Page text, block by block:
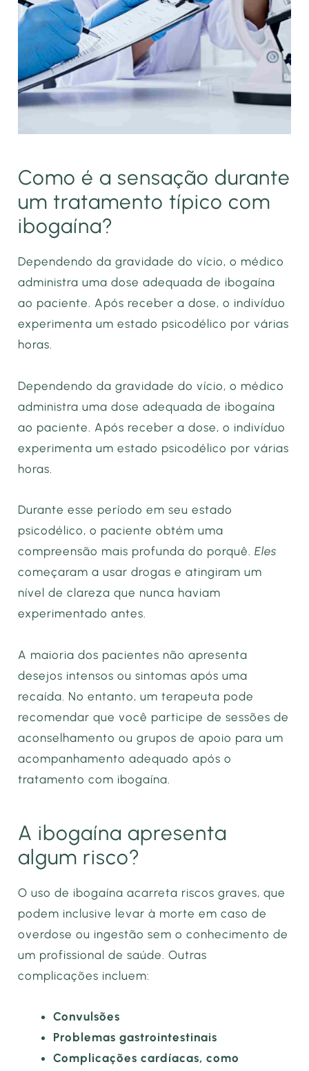
Como é a sensação durante
um tratamento típico com
ibogaína?
Dependendo da gravidade do vício, o médico
administra uma dose adequada de ibogaína
ao paciente. Após receber a dose, o indivíduo
experimenta um estado psicodélico por várias
horas.
Dependendo da gravidade do vício, o médico
administra uma dose adequada de ibogaína
ao paciente. Após receber a dose, o indivíduo
experimenta um estado psicodélico por várias
horas.
Durante esse período em seu estado
psicodélico, o paciente obtém uma
compreensão mais profunda do porquê.Eles
começaram a usar drogas e atingiram um
nível de clareza que nunca haviam
experimentado antes.
A maioria dos pacientes não apresenta
desejos intensos ou sintomas após uma
recaída. No entanto, um terapeuta pode
recomendar que você participe de sessões de
aconselhamento ou grupos de apoio para um
acompanhamento adequado após o
tratamento com ibogaína.
A ibogaína apresenta
algum risco?
O uso de ibogaína acarreta riscos graves, que
podem inclusive levar à morte em caso de
overdose ou ingestão sem o conhecimento de
um profissional de saúde. Outras
complicações incluem:
Convulsões
Problemas gastrointestinais
Complicações cardíacas, como